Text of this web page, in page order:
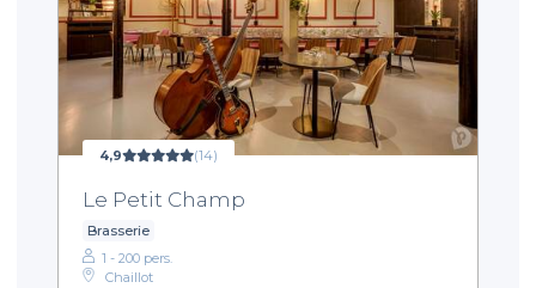
4,9 (14)
Le Petit Champ
Brasserie
1 - 200 pers.
Chaillot